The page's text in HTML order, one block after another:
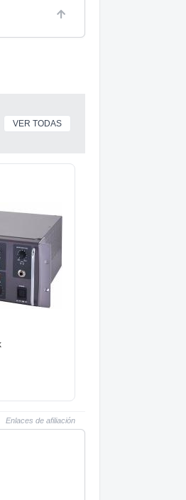
VER TODAS
Enlaces de afiliación